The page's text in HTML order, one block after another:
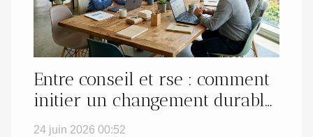
Entre conseil et rse : comment
initier un changement durable
?
24 juin 2026 00:52